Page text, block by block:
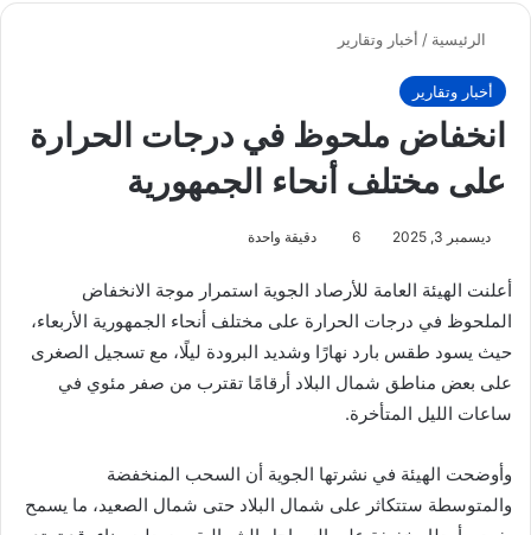
الرئيسية / أخبار وتقارير
أخبار وتقارير
انخفاض ملحوظ في درجات الحرارة
على مختلف أنحاء الجمهورية
ديسمبر 3, 2025 6 دقيقة واحدة
أعلنت الهيئة العامة للأرصاد الجوية استمرار موجة الانخفاض
الملحوظ في درجات الحرارة على مختلف أنحاء الجمهورية الأربعاء،
حيث يسود طقس بارد نهارًا وشديد البرودة ليلًا، مع تسجيل الصغرى
على بعض مناطق شمال البلاد أرقامًا تقترب من صفر مئوي في
ساعات الليل المتأخرة.
وأوضحت الهيئة في نشرتها الجوية أن السحب المنخفضة
والمتوسطة ستتكاثر على شمال البلاد حتى شمال الصعيد، ما يسمح